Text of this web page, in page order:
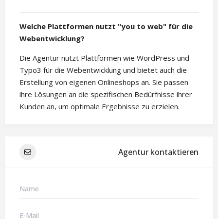
Welche Plattformen nutzt "you to web" für die
Webentwicklung?
Die Agentur nutzt Plattformen wie WordPress und
Typo3 für die Webentwicklung und bietet auch die
Erstellung von eigenen Onlineshops an. Sie passen
ihre Lösungen an die spezifischen Bedürfnisse ihrer
Kunden an, um optimale Ergebnisse zu erzielen.
Agentur kontaktieren